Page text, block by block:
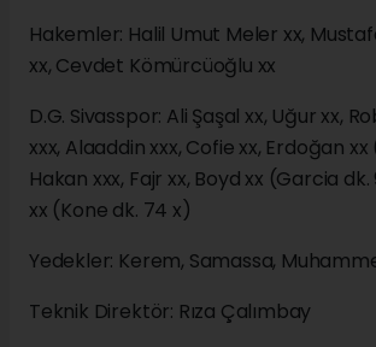
Hakemler: Halil Umut Meler xx,
xx, Cevdet Kömürcüoğlu xx
D.G. Sivasspor: Ali Şaşal xx, Uğur xx,
xxx, Alaaddin xxx, Cofie xx, Erdoğan xx
Hakan xxx, Fajr xx, Boyd xx (Garcia
xx (Kone dk. 74 x)
Yedekler: Kerem, Samassa,
Teknik Direktör: Rıza Çalımbay